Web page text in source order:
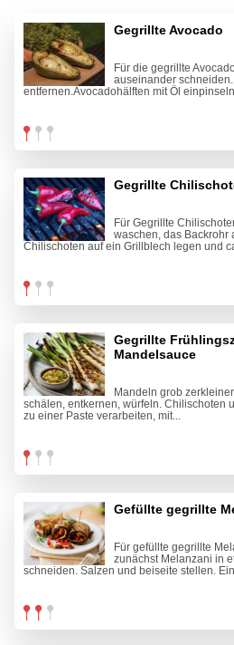
Gegrillte Avocado
Für die gegrillte
auseinander
entfernen.Avocadohälften mit Öl
Gegrillte
Für Gegrillte
waschen, das Backrohr
Chilischoten auf ein Grillblech legen und
Gegrillte
Mandelsauce
Mandeln grob
schälen, entkernen, würfeln. Chilischoten
zu einer Paste verarbeiten, mit...
Gefüllte gegrillte
Für gefüllte gegrillte
zunächst Melanzani in
schneiden. Salzen und beiseite stellen.